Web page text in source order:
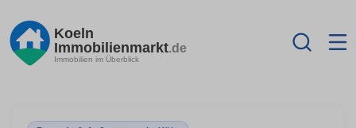
Koeln
Immobilienmarkt.de
Immobilien im Überblick